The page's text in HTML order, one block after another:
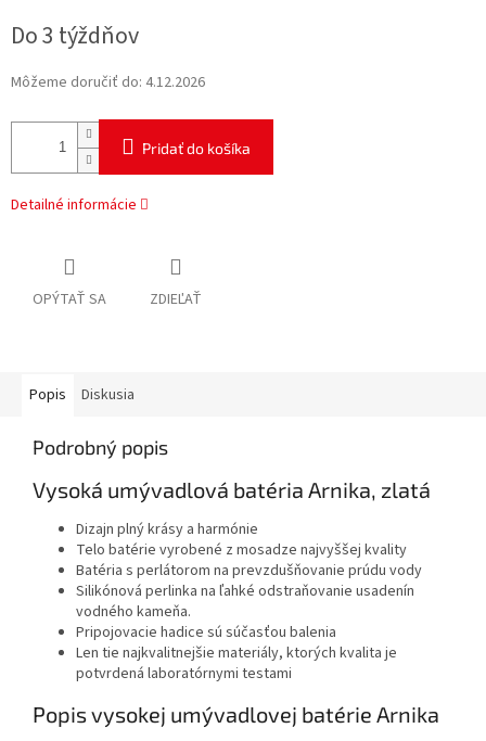
cena:
Do 3 týždňov
Môžeme doručiť do: 4.12.2026
Pridať do košíka
Detailné informácie
OPÝTAŤ SA ZDIEĽAŤ
Popis Diskusia
Podrobný popis
Vysoká umývadlová batéria Arnika, zlatá
Dizajn plný krásy a harmónie
Telo batérie vyrobené z mosadze najvyššej kvality
Batéria s perlátorom na prevzdušňovanie prúdu vody
Silikónová perlinka na ľahké odstraňovanie usadenín
vodného kameňa.
Pripojovacie hadice sú súčasťou balenia
Len tie najkvalitnejšie materiály, ktorých kvalita je
potvrdená laboratórnymi testami
Popis vysokej umývadlovej batérie Arnika